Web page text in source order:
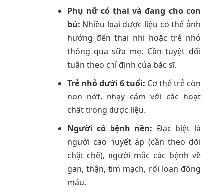
Phụ nữ có thai và đang cho con
bú: Nhiều loại dược liệu có thể ảnh
hưởng đến thai nhi hoặc trẻ nhỏ
thông qua sữa mẹ. Cần tuyệt đối
tuân theo chỉ định của bác sĩ.
Trẻ nhỏ dưới 6 tuổi: Cơ thể trẻ còn
non nớt, nhạy cảm với các hoạt
chất trong dược liệu.
Người có bệnh nền: Đặc biệt là
người cao huyết áp (cần theo dõi
chặt chẽ), người mắc các bệnh về
gan, thận, tim mạch, rối loạn đông
máu.